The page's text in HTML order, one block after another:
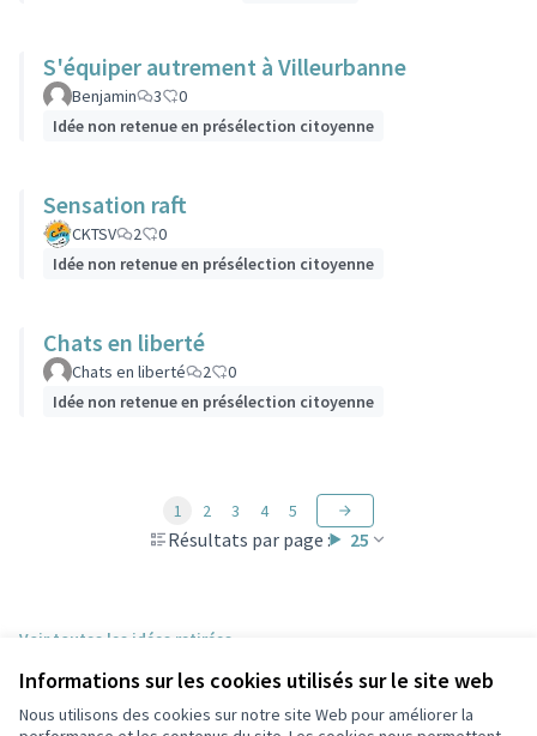
Informations sur les cookies utilisés sur le site web
Nous utilisons des cookies sur notre site Web pour améliorer la
S'équiper autrement à Villeurbanne
Benjamin 3
0
Idée non retenue en présélection citoyenne
Sensation raft
CKTSV 2
0
Idée non retenue en présélection citoyenne
Chats en liberté
Chats en liberté 2
0
Idée non retenue en présélection citoyenne
Résultats par page : 25
1 2 3 4 5
Voir toutes les idées retirées
Conditions d'utilisation